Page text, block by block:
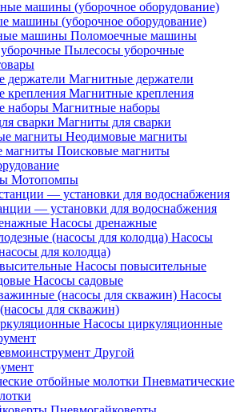
машины (уборочное оборудование)
Поломоечные машины
Пылесосы уборочные
Магнитные держатели
Магнитные крепления
Магнитные наборы
Магниты для сварки
Неодимовые магниты
Поисковые магниты
Мотопомпы
— установки для водоснабжения
Насосы дренажные
Насосы
для колодца)
Насосы повысительные
Насосы садовые
Насосы
для скважин)
Насосы циркуляционные
Другой
Пневматические